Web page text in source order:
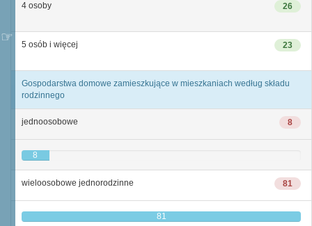
26
4 osoby
23
5 osób i więcej
Gospodarstwa domowe zamieszkujące w mieszkaniach według składu
rodzinnego
8
jednoosobowe
8
81
wieloosobowe jednorodzinne
81